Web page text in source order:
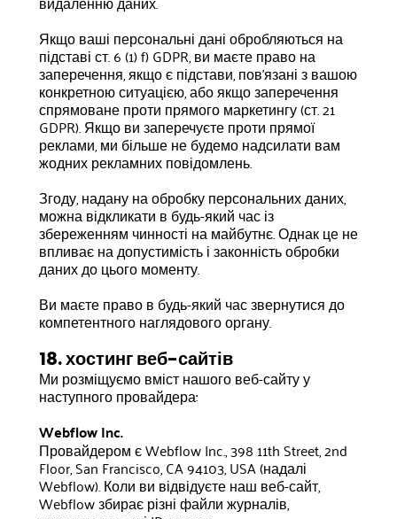
Якщо ваші персональні дані обробляються на
підставі ст. 6 (1) f) GDPR, ви маєте право на
заперечення, якщо є підстави, пов'язані з вашою
конкретною ситуацією, або якщо заперечення
спрямоване проти прямого маркетингу (ст. 21
GDPR). Якщо ви заперечуєте проти прямої
реклами, ми більше не будемо надсилати вам
жодних рекламних повідомлень.
Згоду, надану на обробку персональних даних,
можна відкликати в будь-який час із
збереженням чинності на майбутнє. Однак це не
впливає на допустимість і законність обробки
даних до цього моменту.
Ви маєте право в будь-який час звернутися до
компетентного наглядового органу.
18. хостинг веб-сайтів
Ми розміщуємо вміст нашого веб-сайту у
наступного провайдера:
Webflow Inc.
Провайдером є Webflow Inc., 398 11th Street, 2nd
Floor, San Francisco, CA 94103, USA (надалі
Webflow). Коли ви відвідуєте наш веб-сайт,
Webflow збирає різні файли журналів,